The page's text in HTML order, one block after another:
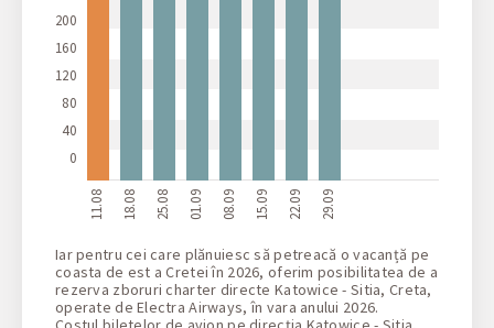
200
160
120
80
40
0
11.08 18.08 25.08 01.09 08.09 15.09 22.09 29.09
Iar pentru cei care plănuiesc să petreacă o vacanță pe
coasta de est a Cretei în 2026, oferim posibilitatea de a
rezerva zboruri charter directe Katowice - Sitia, Creta,
operate de Electra Airways, în vara anului 2026.